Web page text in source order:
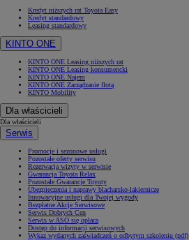
Kredyt niższych rat Toyota Easy
Kredyt standardowy
Leasing standardowy
KINTO ONE
KINTO ONE Leasing niższych rat
KINTO ONE Leasing konsumencki
KINTO ONE Najem
KINTO ONE Zarządzanie flotą
KINTO Mobility
Dla właścicieli
Dla właścicieli
Serwis
Promocje i sezonowe usługi
Pozostałe oferty serwisu
Rezerwacja wizyty w serwisie
Gwarancja Toyota Relax
Pozostałe Gwarancje Toyoty
Ubezpieczenia i naprawy blacharsko-lakiernicze
Innowacyjne usługi dla Twojej wygody
Bezpłatne Akcje Serwisowe
Serwis Dobrych Cen
Serwis w ASO się opłaca
Dostęp do informacji serwisowych
Wykaz wydanych zaświadczeń o odbytym szkoleniu (pdf)